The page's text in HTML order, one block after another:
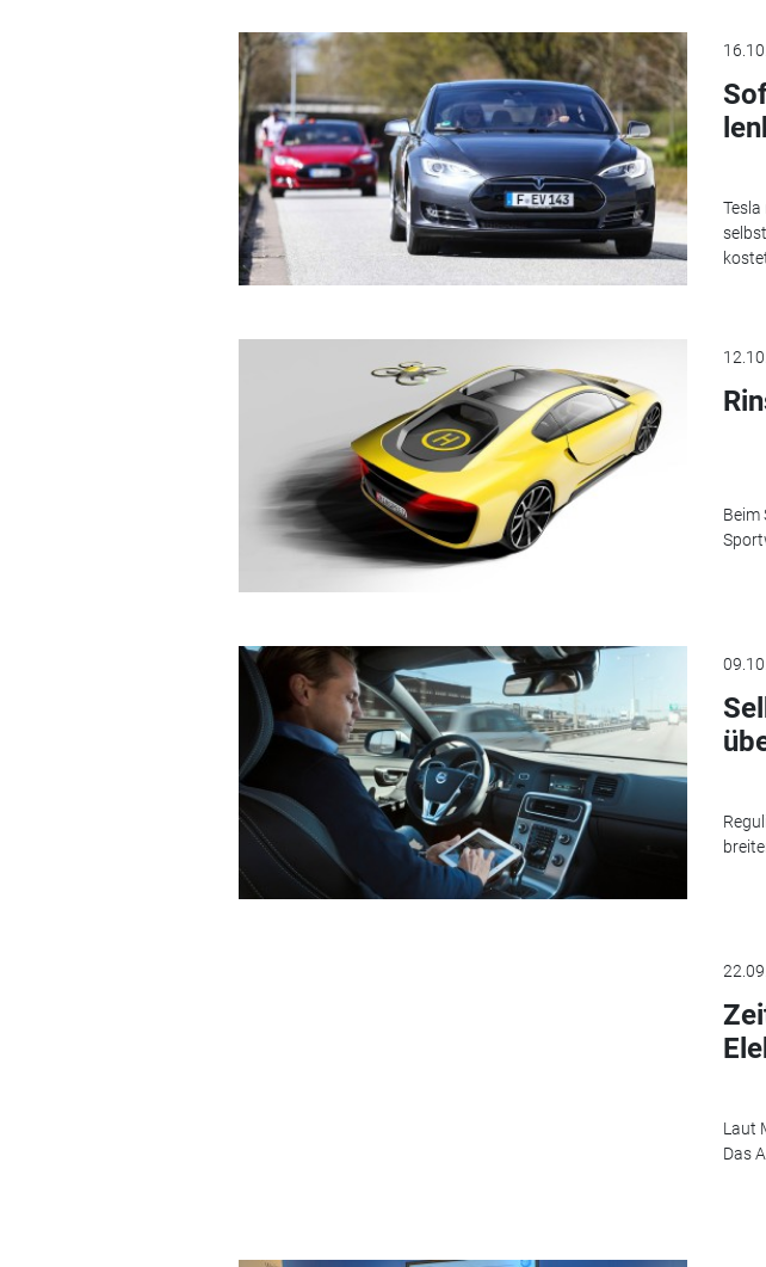
Beim
Laut
Das